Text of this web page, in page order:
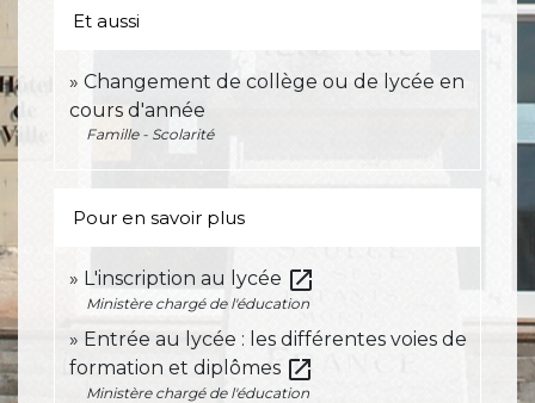
Et aussi
Changement de collège ou de lycée en
cours d'année
Famille - Scolarité
Pour en savoir plus
L'inscription au lycée open_in_new
Ministère chargé de l'éducation
Entrée au lycée : les différentes voies de
formation et diplômes open_in_new
Ministère chargé de l'éducation